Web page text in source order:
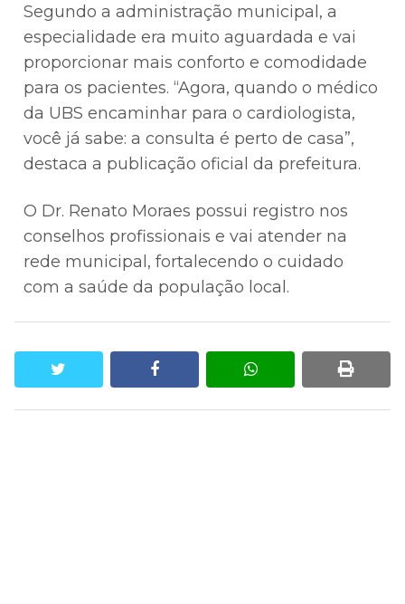
Segundo a administração municipal, a
especialidade era muito aguardada e vai
proporcionar mais conforto e comodidade
para os pacientes. “Agora, quando o médico
da UBS encaminhar para o cardiologista,
você já sabe: a consulta é perto de casa”,
destaca a publicação oficial da prefeitura.
O Dr. Renato Moraes possui registro nos
conselhos profissionais e vai atender na
rede municipal, fortalecendo o cuidado
com a saúde da população local.
facebook whatsapp print